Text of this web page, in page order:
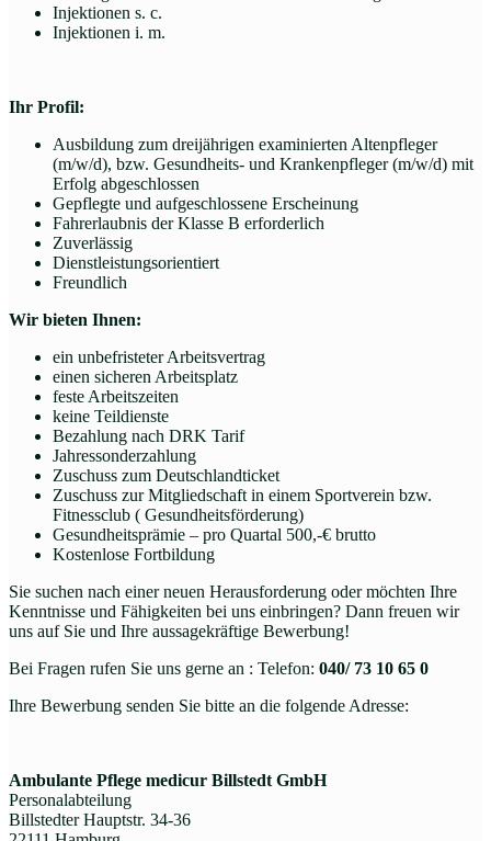
Injektionen s. c.
Injektionen i. m.
Ihr Profil:
Ausbildung zum dreijährigen examinierten Altenpfleger
(m/w/d), bzw. Gesundheits- und Krankenpfleger (m/w/d) mit
Erfolg abgeschlossen
Gepflegte und aufgeschlossene Erscheinung
Fahrerlaubnis der Klasse B erforderlich
Zuverlässig
Dienstleistungsorientiert
Freundlich
Wir bieten Ihnen:
ein unbefristeter Arbeitsvertrag
einen sicheren Arbeitsplatz
feste Arbeitszeiten
keine Teildienste
Bezahlung nach DRK Tarif
Jahressonderzahlung
Zuschuss zum Deutschlandticket
Zuschuss zur Mitgliedschaft in einem Sportverein bzw.
Fitnessclub ( Gesundheitsförderung)
Gesundheitsprämie – pro Quartal 500,-€ brutto
Kostenlose Fortbildung
Sie suchen nach einer neuen Herausforderung oder möchten Ihre
Kenntnisse und Fähigkeiten bei uns einbringen? Dann freuen wir
uns auf Sie und Ihre aussagekräftige Bewerbung!
Bei Fragen rufen Sie uns gerne an : Telefon: 040/ 73 10 65 0
Ihre Bewerbung senden Sie bitte an die folgende Adresse:
Ambulante Pflege medicur Billstedt GmbH
Personalabteilung
Billstedter Hauptstr. 34-36